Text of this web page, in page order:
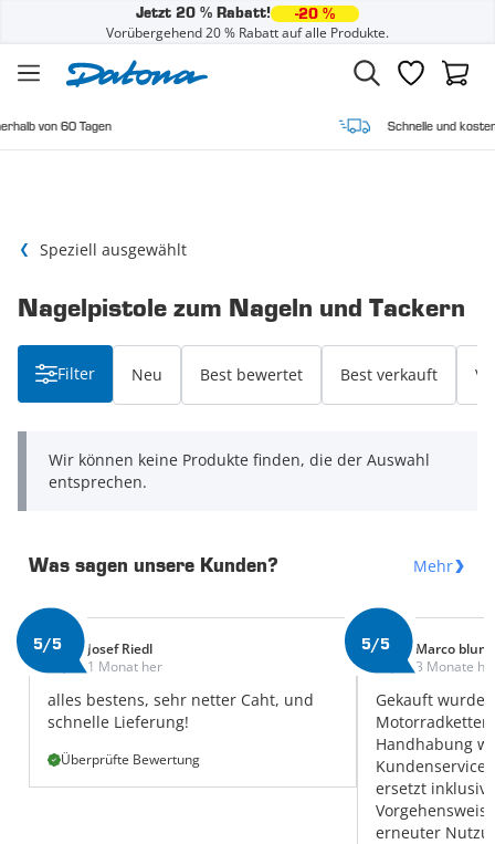
Jetzt 20 % Rabatt! -20 %
Vorübergehend 20 % Rabatt auf alle Produkte.
Schnelle und kostenlose
Speziell ausgewählt
Nagelpistole zum Nageln und Tackern
Filter Neu Best bewertet Best verkauft
Wir können keine Produkte finden, die der Auswahl
entsprechen.
Was sagen unsere Kunden? Mehr
5/5
Josef Riedl
1 Monat her
alles bestens, sehr netter Caht, und
schnelle Lieferung!
Überprüfte Bewertung
5/5
Marco
3 Monate
Gekauft wurde
Handhabung
Kundenservice
ersetzt
erneuter